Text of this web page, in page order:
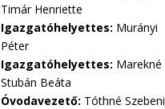
Timár Henriette
Igazgatóhelyettes: Murányi
Péter
Igazgatóhelyettes: Marekné
Stubán Beáta
Óvodavezető: Tóthné Szebeni